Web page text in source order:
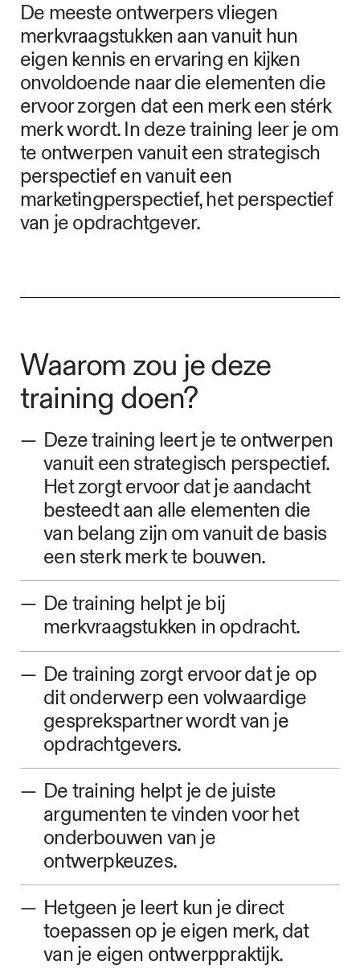
De meeste ontwerpers vliegen
merkvraagstukken aan vanuit hun
eigen kennis en ervaring en kijken
onvoldoende naar die elementen die
ervoor zorgen dat een merk een stérk
merk wordt. In deze training leer je om
te ontwerpen vanuit een strategisch
perspectief en vanuit een
marketingperspectief, het perspectief
van je opdrachtgever.
Waarom zou je deze
training doen?
Deze training leert je te ontwerpen
vanuit een strategisch perspectief.
Het zorgt ervoor dat je aandacht
besteedt aan alle elementen die
van belang zijn om vanuit de basis
een sterk merk te bouwen.
De training helpt je bij
merkvraagstukken in opdracht.
De training zorgt ervoor dat je op
dit onderwerp een volwaardige
gesprekspartner wordt van je
opdrachtgevers.
De training helpt je de juiste
argumenten te vinden voor het
onderbouwen van je
ontwerpkeuzes.
Hetgeen je leert kun je direct
toepassen op je eigen merk, dat
van je eigen ontwerppraktijk.